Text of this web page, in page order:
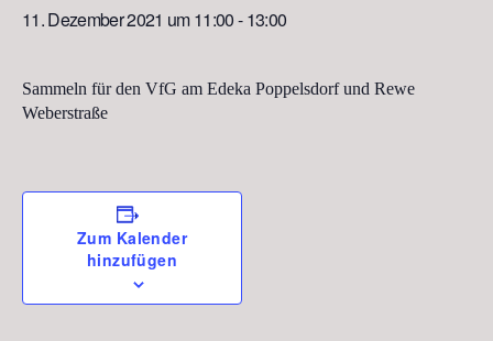
11. Dezember 2021 um 11:00-13:00
Sammeln für den VfG am Edeka Poppelsdorf und Rewe
Weberstraße
Zum Kalender
hinzufügen